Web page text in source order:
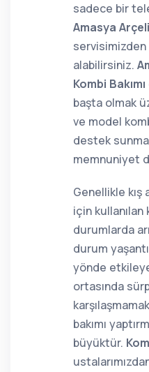
sadece bir
Amasya
servisimizden
alabilirsiniz.
Kombi Bakımı
başta olmak
ve model
destek
memnuniyet
Genellikle kış
için kullanılan
durumlarda
durum
yönde
ortasında
bakımı
büyüktür.